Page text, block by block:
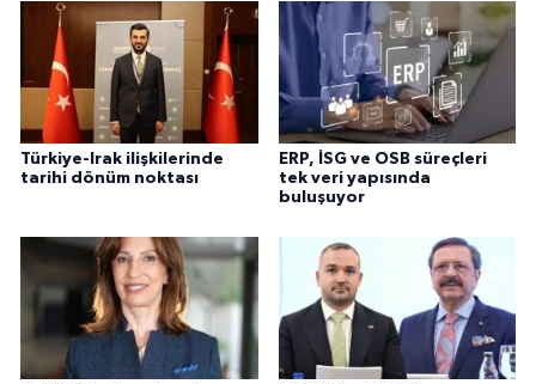
Türkiye-Irak ilişkilerinde
tarihi dönüm noktası
ERP, İSG ve OSB süreçleri
tek veri yapısında
buluşuyor